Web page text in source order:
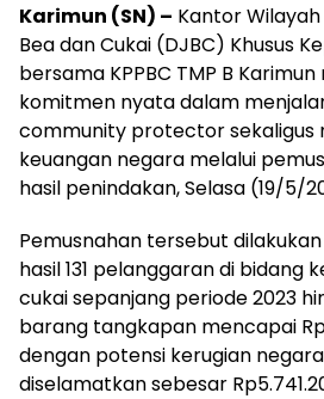
Karimun (SN) – Kantor
Bea dan Cukai (DJBC) Khusus
bersama KPPBC TMP B
komitmen nyata dalam
community protector sekaligus
keuangan negara melalui
hasil penindakan, Selasa (19/5/
Pemusnahan tersebut
hasil 131 pelanggaran di bidang
cukai sepanjang periode 2023
barang tangkapan mencapai
dengan potensi kerugian
diselamatkan sebesar